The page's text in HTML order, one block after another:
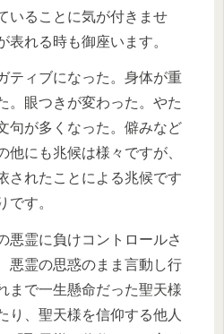
いることに気が付きませ
表れる時も御座います。
ティブになった。身体が重
。眼つきが変わった。やた
句が多くなった。僻みなど
他にも兆候は様々ですが、
されたことによる兆候です
です。
悪霊に負けコントロールさ
悪霊の思惑のまま言動し行
まで一生懸命だった聖天様
り、聖天様を信仰する他人